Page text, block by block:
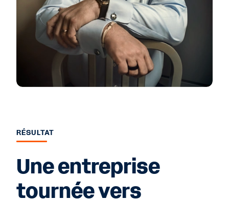
RÉSULTAT
Une entreprise
tournée vers